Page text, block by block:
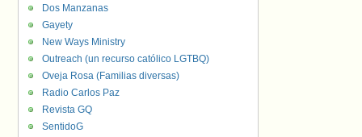
Dos Manzanas
Gayety
New Ways Ministry
Outreach (un recurso católico LGTBQ)
Oveja Rosa (Familias diversas)
Radio Carlos Paz
Revista GQ
SentidoG